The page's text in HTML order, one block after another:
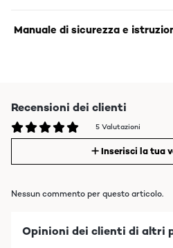
Manuale di sicurezza e
Recensioni dei clienti
5 Valutazioni
Inserisci la tua
Nessun commento per questo articolo.
Opinioni dei clienti di altri